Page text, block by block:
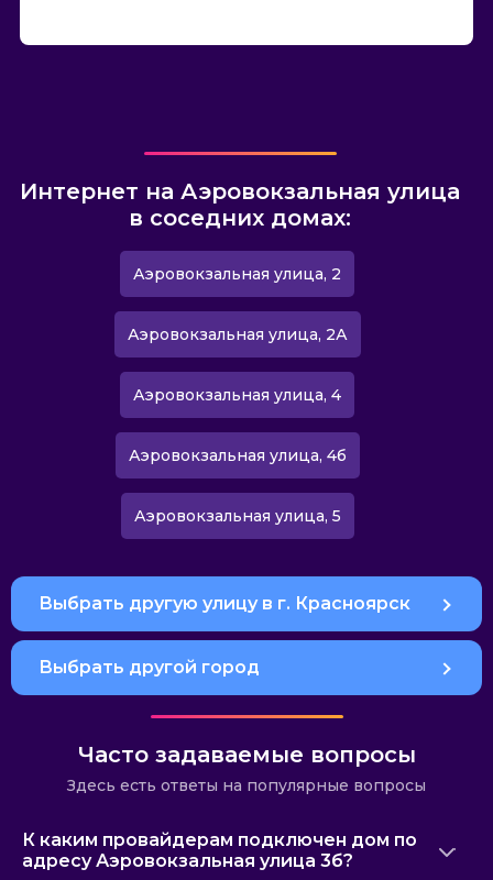
Интернет на Аэровокзальная улица
в соседних домах:
Аэровокзальная улица, 2
Аэровокзальная улица, 2А
Аэровокзальная улица, 4
Аэровокзальная улица, 4б
Аэровокзальная улица, 5
Выбрать другую улицу в г. Красноярск
Выбрать другой город
Часто задаваемые вопросы
Здесь есть ответы на популярные вопросы
К каким провайдерам подключен дом по
адресу Аэровокзальная улица 3б?